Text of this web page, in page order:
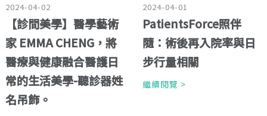
2024-04-02
【診間美學】醫學藝術
家 EMMA CHENG，將
醫療與健康融合醫護日
常的生活美學-聽診器姓
名吊飾。
2024-04-01
PatientsForce照伴
隨：術後再入院率與日
步行量相關
繼續閱覽 >